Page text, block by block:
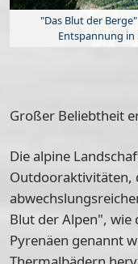
"Das Blut der
Entspannung in
Großer Beliebtheit
Die alpine
Outdooraktivitäten,
Blut der Alpen", wie
Pyrenäen genannt